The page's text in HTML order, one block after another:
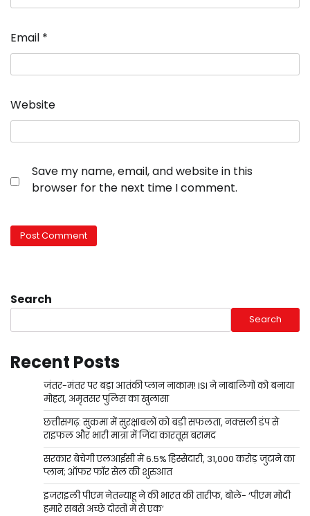
Email *
Website
Save my name, email, and website in this
browser for the next time I comment.
Search
Search
Recent Posts
जंतर-मंतर पर बड़ा आतंकी प्लान नाकाम! ISI ने नाबालिगों को बनाया
मोहरा, अमृतसर पुलिस का खुलासा
छत्तीसगढ़: सुकमा में सुरक्षाबलों को बड़ी सफलता, नक्सली डंप से
राइफल और भारी मात्रा में जिंदा कारतूस बरामद
सरकार बेचेगी एलआईसी में 6.5% हिस्सेदारी, 31,000 करोड़ जुटाने का
प्लान; ऑफर फॉर सेल की शुरुआत
इजराइली पीएम नेतन्याहू ने की भारत की तारीफ, बोले- ‘पीएम मोदी
हमारे सबसे अच्छे दोस्तों में से एक’